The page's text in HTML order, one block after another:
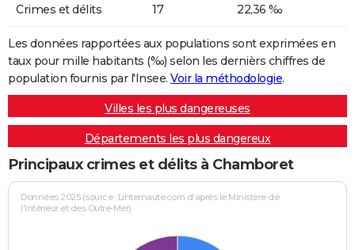
Crimes et délits 17 22,36 ‰
Les données rapportées aux populations sont exprimées en
taux pour mille habitants (‰) selon les dernièrs chiffres de
population fournis par l'Insee. Voir la méthodologie.
Villes les plus dangereuses
Départements les plus dangereux
Principaux crimes et délits à Chamboret
Données 2025 (source : Linternaute.com d'après le Ministère de
l'Intérieur et des Outre-Mer)